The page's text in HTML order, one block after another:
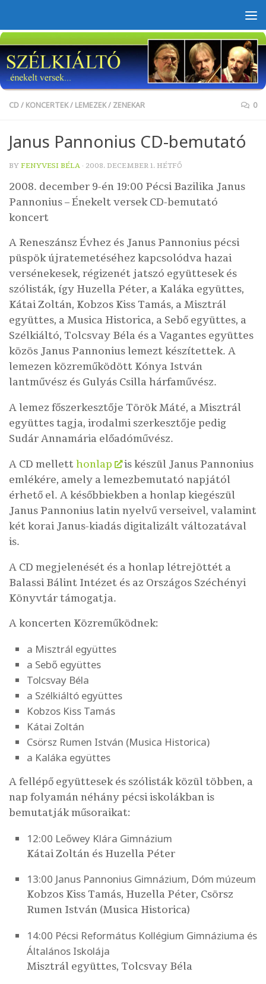
CD/ KONCERTEK/ LEMEZEK/ ZENEKAR 0
Janus Pannonius CD-bemutató
BY FENYVESI BÉLA · 2008. DECEMBER 1. HÉTFŐ
2008. december 9-én 19:00 Pécsi Bazilika Janus
Pannonius – Énekelt versek CD-bemutató
koncert
A Reneszánsz Évhez és Janus Pannoniuspécsi
püspök újratemetéséhez kapcsolódva hazai
versénekesek, régizenét jatszó együttesek és
szólisták, így Huzella Péter, a Kaláka együttes,
Kátai Zoltán, Kobzos Kiss Tamás, a Misztrál
együttes, a Musica Historica, a Sebő együttes, a
Szélkiáltó, Tolcsvay Béla és a Vagantes együttes
közös Janus Pannonius lemezt készítettek. A
lemezen közreműködött Kónya István
lantművész és Gulyás Csillahárfaművész.
A lemez főszerkesztője Török Máté, a Misztrál
együttes tagja, irodalmi szerkesztője pedig
Sudár Annamária előadóművész.
A CD mellett honlap
is készül Janus Pannonius
emlékére, amely a lemezbemutató napjától
érhető el. A későbbiekben a honlap kiegészül
Janus Pannonius latin nyelvű verseivel, valamint
két korai Janus-kiadás digitalizált változatával
is.
A CD megjelenését és a honlap létrejöttét a
Balassi Bálint Intézet és az Országos Széchényi
Könyvtártámogatja.
A koncerten Közreműködnek:
a Misztrál együttes
a Sebő együttes
Tolcsvay Béla
a Szélkiáltó együttes
Kobzos Kiss Tamás
Kátai Zoltán
Csörsz Rumen István (Musica Historica)
a Kaláka együttes
A fellépő együttesek és szólisták közül többen, a
nap folyamán néhány pécsi iskolákban is
bemutatják műsoraikat:
12:00 Leőwey Klára Gimnázium
Kátai Zoltán és Huzella Péter
13:00 Janus Pannonius Gimnázium, Dóm múzeum
Kobzos Kiss Tamás, Huzella Péter, Csörsz
Rumen István (Musica Historica)
14:00 Pécsi Református Kollégium Gimnáziuma és
Általános Iskolája
Misztrál együttes, Tolcsvay Béla